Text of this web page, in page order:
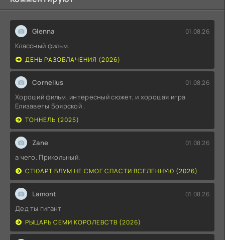
Glenna 01.08.26
Классный фильм.
ДЕНЬ РАЗОБЛАЧЕНИЯ (2026)
Cornelius 01.08.26
Хороший фильм, интересный сюжет, и хорошая игра
Елизаветы Боярской .
ТОННЕЛЬ (2025)
Zane 01.08.26
а чего. Прикольный.
СТЮАРТ БЛУМ НЕ СМОГ СПАСТИ ВСЕЛЕННУЮ (2026)
Lamont 01.08.26
Дед ты гигант
РЫЦАРЬ СЕМИ КОРОЛЕВСТВ (2026)